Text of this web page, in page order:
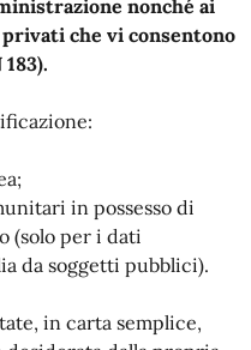
nonché ai
che vi consentono
in possesso di
(solo per i dati
da soggetti pubblici).
in carta semplice,